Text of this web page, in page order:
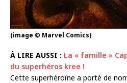
(image © Marvel Comics)
À LIRE AUSSI : La « famille »
du superhéros kree !
Cette superhéroïne a porté de